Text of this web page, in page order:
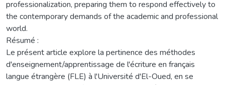
professionalization, preparing them to respond effectively to
the contemporary demands of the academic and professional
world.
Résumé :
Le présent article explore la pertinence des méthodes
d'enseignement/apprentissage de l'écriture en français
langue étrangère (FLE) à l'Université d'El-Oued, en se